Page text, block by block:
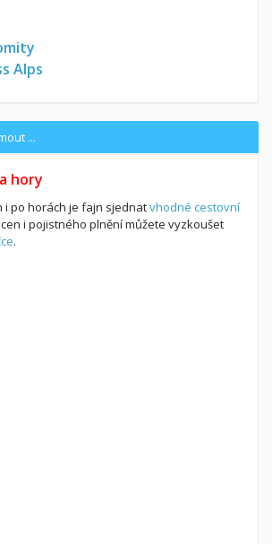
Alps
...
hory
i po horách je fajn sjednatvhodné cestovní
i pojistného plnění můžete vyzkoušet
.